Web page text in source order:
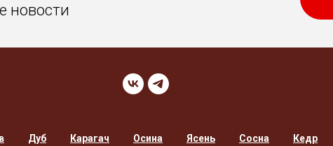
новости
Дуб Карагач Осина Ясень Сосна Кедр